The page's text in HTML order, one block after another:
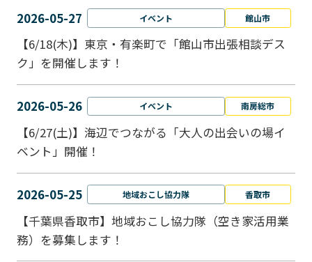
2026-05-27 イベント 館山市
【6/18(木)】東京・有楽町で「館山市出張相談デス
ク」を開催します！
2026-05-26 イベント 南房総市
【6/27(土)】海辺でつながる「大人の出会いの場イ
ベント」開催！
2026-05-25 地域おこし協力隊 香取市
【千葉県香取市】地域おこし協力隊（空き家活用業
務）を募集します！